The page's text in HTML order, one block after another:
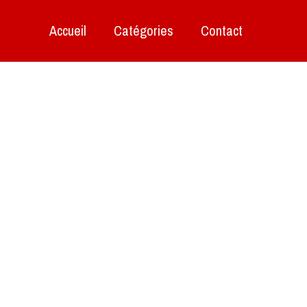
Accueil Catégories Contact